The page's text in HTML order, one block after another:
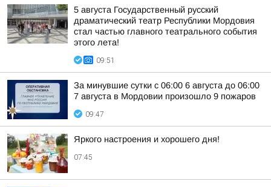
5 августа Государственный русский
драматический театр Республики Мордовия
стал частью главного театрального события
этого лета!
09:51
За минувшие сутки с 06:00 6 августа до 06:00
7 августа в Мордовии произошло 9 пожаров
09:47
Яркого настроения и хорошего дня!
07:45